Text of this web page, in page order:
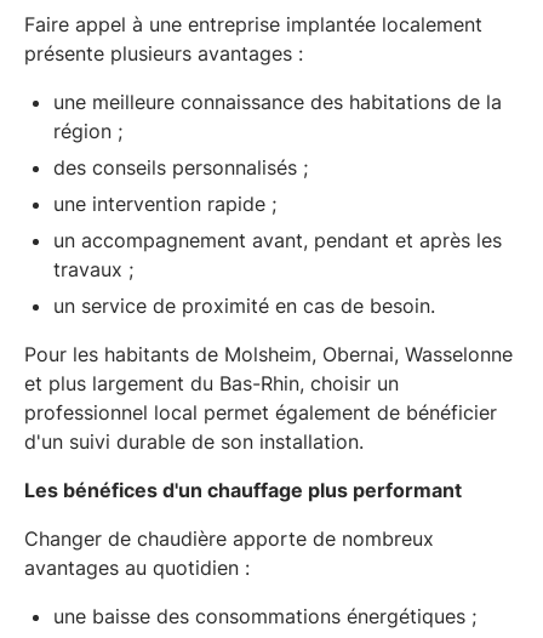
Faire appel à une entreprise implantée localement
présente plusieurs avantages :
une meilleure connaissance des habitations de la
région ;
des conseils personnalisés ;
une intervention rapide ;
un accompagnement avant, pendant et après les
travaux ;
un service de proximité en cas de besoin.
Pour les habitants de Molsheim, Obernai, Wasselonne
et plus largement du Bas-Rhin, choisir un
professionnel local permet également de bénéficier
d'un suivi durable de son installation.
Les bénéfices d'un chauffage plus performant
Changer de chaudière apporte de nombreux
avantages au quotidien :
une baisse des consommations énergétiques ;